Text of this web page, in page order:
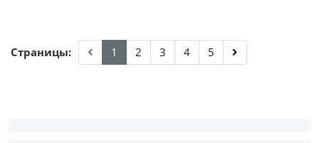
Страницы: 1 2 3 4 5